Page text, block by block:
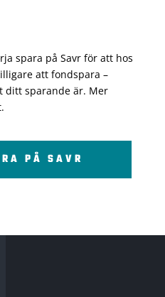
spara på Savr för att hos
att fondspara –
ditt sparande är. Mer
PÅ SAVR